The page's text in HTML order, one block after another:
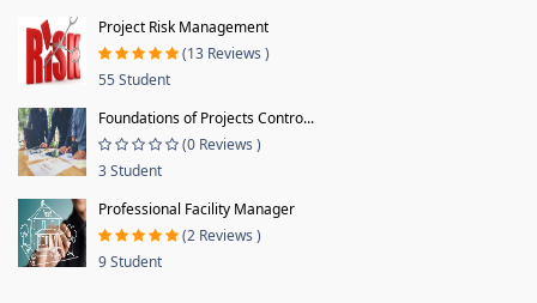
Project Risk Management
(13 Reviews )
55 Student
Foundations of Projects Contro...
(0 Reviews )
3 Student
Professional Facility Manager
(2 Reviews )
9 Student